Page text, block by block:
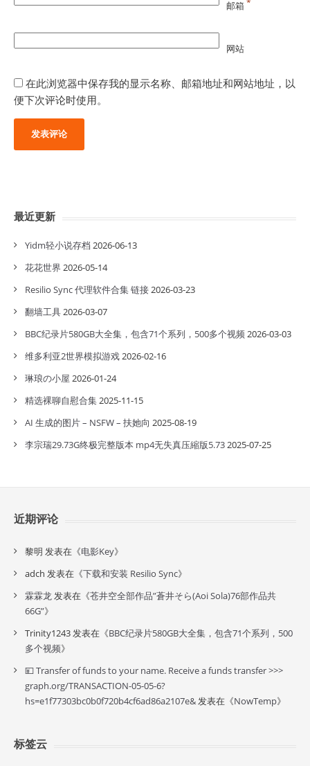
邮箱*
网站
在此浏览器中保存我的显示名称、邮箱地址和网站地址，以
便下次评论时使用。
最近更新
Yidm轻小说存档 2026-06-13
花花世界 2026-05-14
Resilio Sync 代理软件合集 链接2026-03-23
翻墙工具2026-03-07
BBC纪录片580GB大全集，包含71个系列，500多个视频2026-03-03
维多利亚2世界模拟游戏2026-02-16
琳琅の小屋 2026-01-24
精选裸聊自慰合集2025-11-15
AI 生成的图片 – NSFW – 扶她向 2025-08-19
李宗瑞29.73G终极完整版本 mp4无失真压縮版5.732025-07-25
近期评论
黎明 发表在《电影Key》
adch 发表在《下载和安装 Resilio Sync》
霖霖龙发表在《苍井空全部作品”蒼井そら(Aoi Sola)76部作品共
66G”》
Trinity1243发表在《BBC纪录片580GB大全集，包含71个系列，500
多个视频》
💴 Transfer of funds to your name. Receive a funds transfer >>>
graph.org/TRANSACTION-05-05-6?
hs=e1f77303bc0b0f720b4cf6ad86a2107e&发表在《NowTemp》
标签云